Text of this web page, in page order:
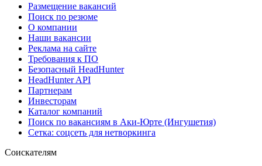
Размещение вакансий
Поиск по резюме
О компании
Наши вакансии
Реклама на сайте
Требования к ПО
Безопасный HeadHunter
HeadHunter API
Партнерам
Инвесторам
Каталог компаний
Поиск по вакансиям в Аки-Юрте (Ингушетия)
Сетка: соцсеть для нетворкинга
Соискателям